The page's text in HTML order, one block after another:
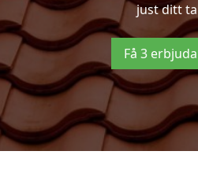
just ditt
Få 3